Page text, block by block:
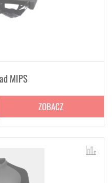
MIPS
ZOBACZ